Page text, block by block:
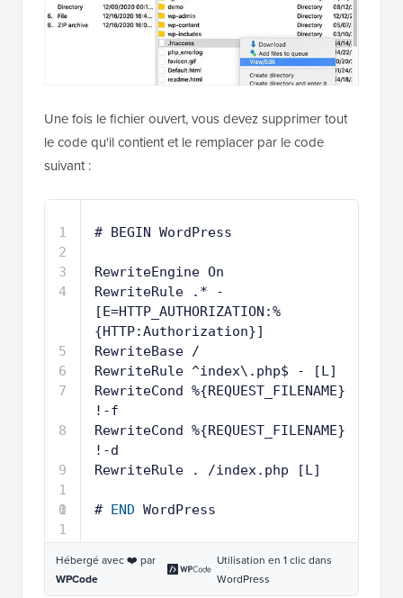
Une fois le fichier ouvert, vous devez supprimer tout
le code qu'il contient et le remplacer par le code
suivant :
1
2
3
4
5
6
7
8
9
1
0
1
1
# BEGIN WordPress
RewriteEngine On
RewriteRule .* -
[E=HTTP_AUTHORIZATION:%
{HTTP:Authorization}]
RewriteBase /
RewriteRule ^index\.php$ - [L]
RewriteCond %{REQUEST_FILENAME}
!-f
RewriteCond %{REQUEST_FILENAME}
!-d
RewriteRule . /index.php [L]
# END WordPress
Hébergé avec ❤️ par
WPCode
Utilisation en 1 clic dans
WordPress